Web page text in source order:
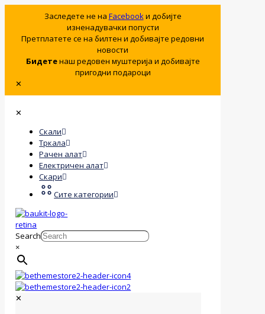
Заследете не на Facebookи добијте
изненадувачки попусти
Претплатете се на билтен и добивајте редовни
новости
Бидетенаш редовен муштерија и добивајте
пригодни подароци
✕
✕
Скали
Тркала
Рачен алат
Електричен алат
Скари
Сите категории
Search
×
✕